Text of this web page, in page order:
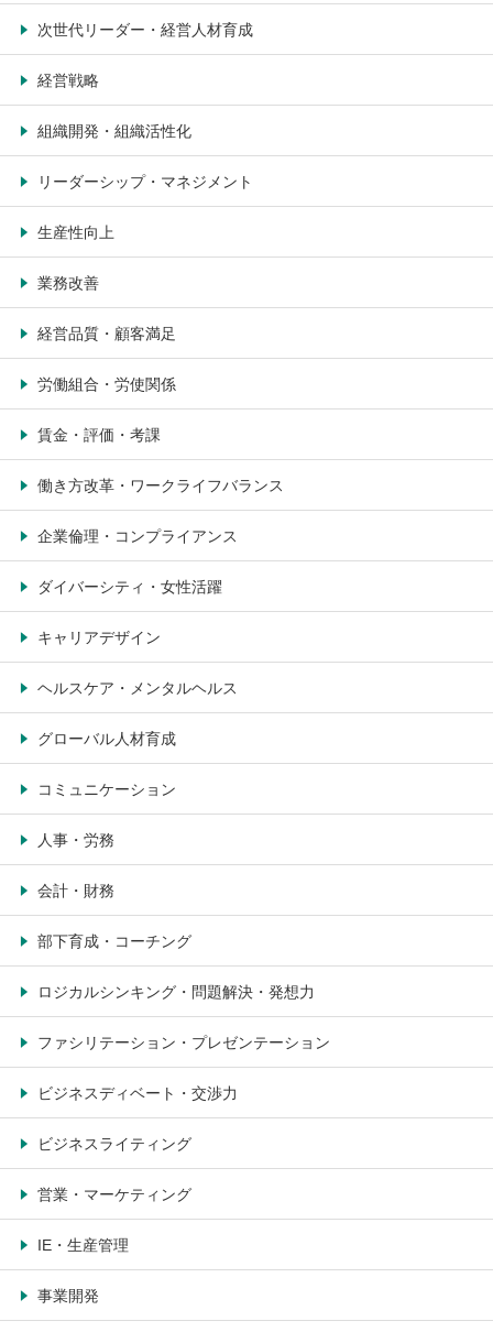
次世代リーダー・経営人材育成
経営戦略
組織開発・組織活性化
リーダーシップ・マネジメント
生産性向上
業務改善
経営品質・顧客満足
労働組合・労使関係
賃金・評価・考課
働き方改革・ワークライフバランス
企業倫理・コンプライアンス
ダイバーシティ・女性活躍
キャリアデザイン
ヘルスケア・メンタルヘルス
グローバル人材育成
コミュニケーション
人事・労務
会計・財務
部下育成・コーチング
ロジカルシンキング・問題解決・発想力
ファシリテーション・プレゼンテーション
ビジネスディベート・交渉力
ビジネスライティング
営業・マーケティング
IE・生産管理
事業開発